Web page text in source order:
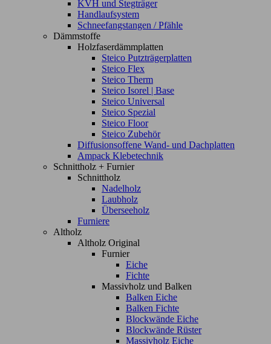
KVH und Stegträger
Handlaufsystem
Schneefangstangen / Pfähle
Dämmstoffe
Holzfaserdämmplatten
Steico Putzträgerplatten
Steico Flex
Steico Therm
Steico Isorel | Base
Steico Universal
Steico Spezial
Steico Floor
Steico Zubehör
Diffusionsoffene Wand- und Dachplatten
Ampack Klebetechnik
Schnittholz + Furnier
Schnittholz
Nadelholz
Laubholz
Überseeholz
Furniere
Altholz
Altholz Original
Furnier
Eiche
Fichte
Massivholz und Balken
Balken Eiche
Balken Fichte
Blockwände Eiche
Blockwände Rüster
Massivholz Eiche